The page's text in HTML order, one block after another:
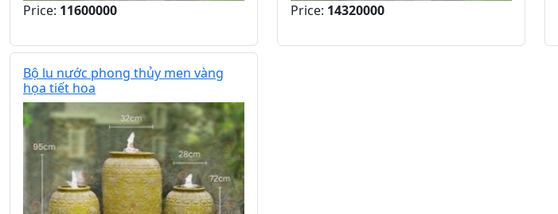
Price: 11600000 Price: 14320000
Bộ lu nước phong thủy men vàng
họa tiết hoa